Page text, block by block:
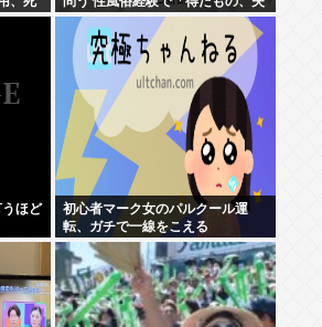
ったもの」
ほど
初心者マーク女のパルクール運
転、ガチで一線をこえる